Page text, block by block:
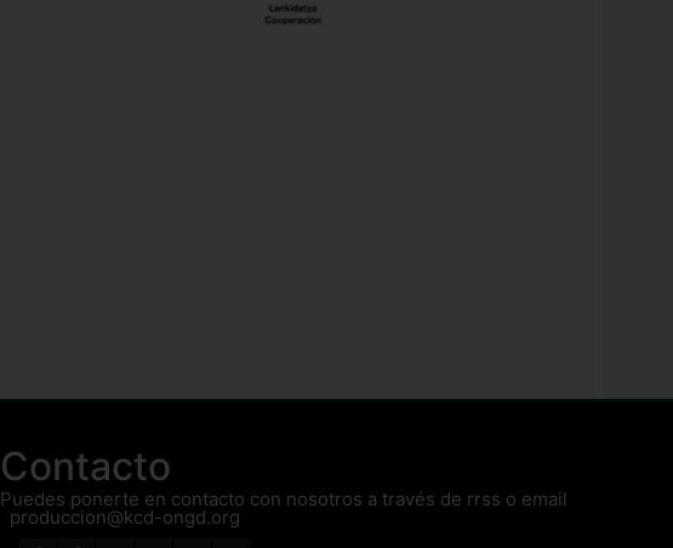
Contacto
Puedes ponerte en contacto con nosotros a través de rrss o email
produccion@kcd-ongd.org